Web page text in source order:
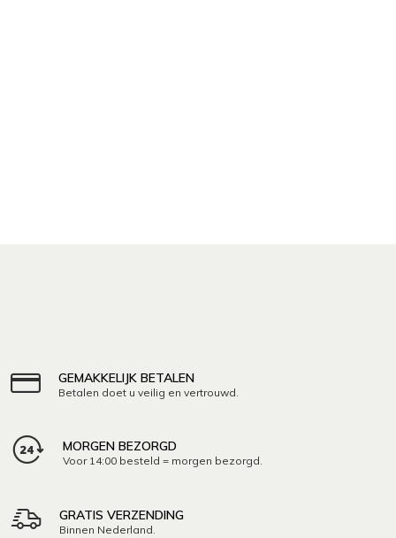
GEMAKKELIJK BETALEN
Betalen doet u veilig en vertrouwd.
MORGEN BEZORGD
Voor 14:00 besteld = morgen bezorgd.
GRATIS VERZENDING
Binnen Nederland.